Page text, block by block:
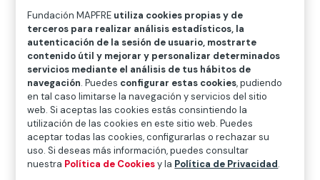
Inicio>Sala de Prensa>Fundación MAPFRE impulsa un
proyecto colaborativo para fortalecer el papel de las
fundaciones en España y Portugal
 Noticias
Fundación MAPFRE utiliza cookies propias y de
terceros para realizar análisis estadísticos, la
autenticación de la sesión de usuario, mostrarte
contenido útil y mejorar y personalizar determinados
servicios mediante el análisis de tus hábitos de
navegación. Puedes configurar estas cookies, pudiendo
en tal caso limitarse la navegación y servicios del sitio
web. Si aceptas las cookies estás consintiendo la
utilización de las cookies en este sitio web. Puedes
aceptar todas las cookies, configurarlas o rechazar su
uso. Si deseas más información, puedes consultar
nuestra Política de Cookiesy la Política de Privacidad.